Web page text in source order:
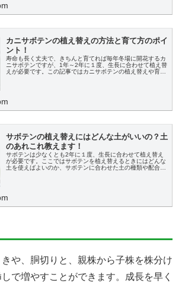
カニサボテンの植え替えの方法と育て方のポイ
ント！
寿命も長く丈夫で、きちんと育てれば毎年冬場に開花するカ
ニサボテンですが、1年～2年に１度、生長に合わせて植え替
えが必要です。この記事ではカニサボテンの植え替えや育て
サボテンの植え替えにはどんな土がいいの？土
のあれこれ教えます！
サボテンは少なくとも2年に１度、生長に合わせて植え替え
が必要です。ここではサボテンを植え替えるときにはどんな
土を使えばよいのか、サボテンに合わせた土の種類や配合に
や、胴切りと、親株から子株を株分け
で増やすことができます。成長を早く